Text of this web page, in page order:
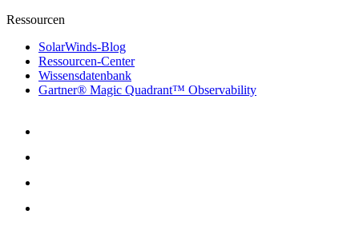
Ressourcen
SolarWinds-Blog
Ressourcen-Center
Wissensdatenbank
Gartner® Magic Quadrant™ Observability